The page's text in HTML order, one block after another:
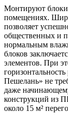
Монтируют блоки
помещениях.
позволяет
общественных и
нормальным
блоков
элементов. При
Пешелань» не
даже
конструкций из
около 15 м²